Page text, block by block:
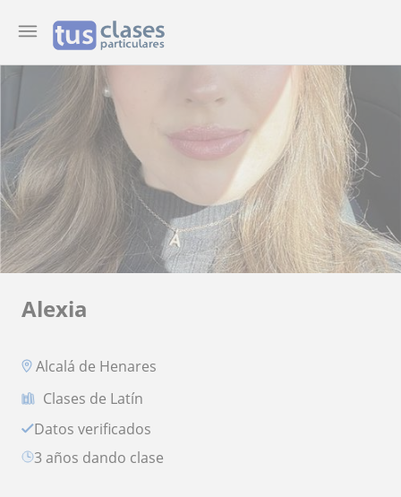
Alexia
Alcalá de Henares
Clases de Latín
Datos verificados
3 años dando clase